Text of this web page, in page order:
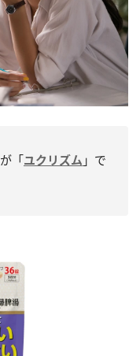
「ユクリズム 」で